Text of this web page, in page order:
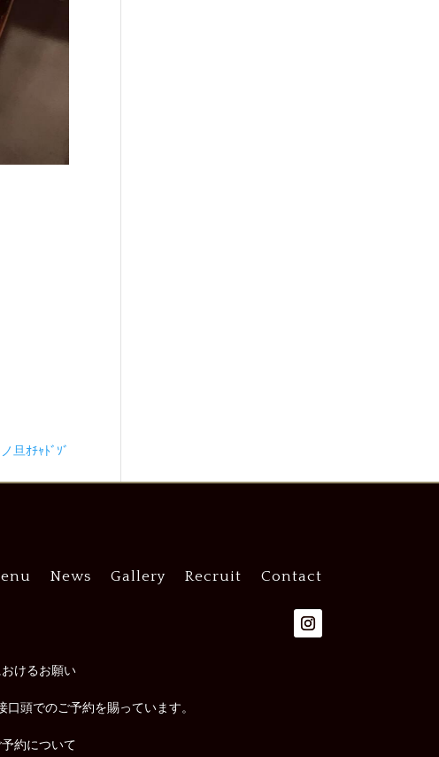
旦ｵﾁｬﾄﾞｿﾞ
News Gallery Recruit Contact
けるお願い
頭でのご予約を賜っています。
約について